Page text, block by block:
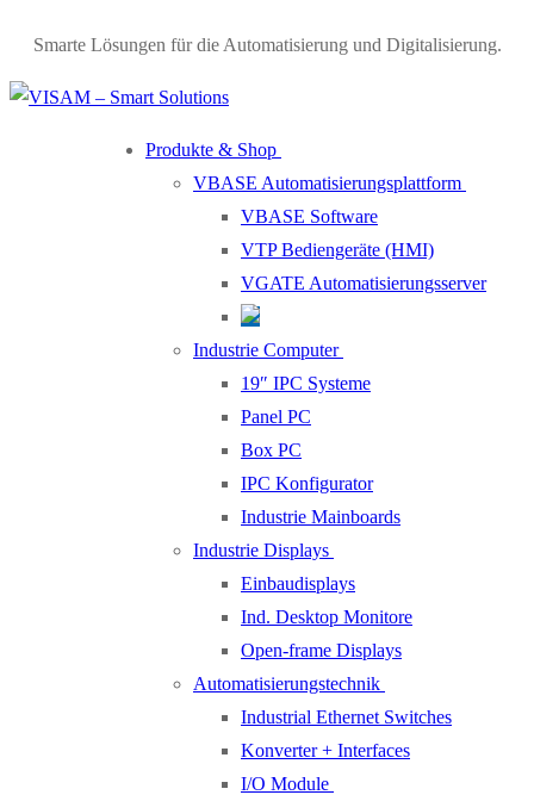
Smarte Lösungen für die Automatisierung und Digitalisierung.
Produkte & Shop
VBASE Automatisierungsplattform
VBASE Software
VTP Bediengeräte (HMI)
VGATE Automatisierungsserver
Industrie Computer
19″ IPC Systeme
Panel PC
Box PC
IPC Konfigurator
Industrie Mainboards
Industrie Displays
Einbaudisplays
Ind. Desktop Monitore
Open-frame Displays
Automatisierungstechnik
Industrial Ethernet Switches
Konverter + Interfaces
I/O Module